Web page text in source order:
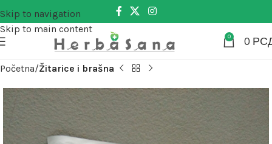
Skip to navigation
Skip to main content
0 0
Početna Žitarice i brašna